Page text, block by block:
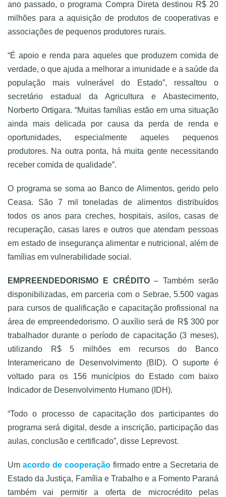
ano passado, o programa Compra Direta destinou R$ 20
milhões para a aquisição de produtos de cooperativas e
associações de pequenos produtores rurais.
“É apoio e renda para aqueles que produzem comida de
verdade, o que ajuda a melhorar a imunidade e a saúde da
população mais vulnerável do Estado”, ressaltou o
secretário estadual da Agricultura e Abastecimento,
Norberto Ortigara. “Muitas famílias estão em uma situação
ainda mais delicada por causa da perda de renda e
oportunidades, especialmente aqueles pequenos
produtores. Na outra ponta, há muita gente necessitando
receber comida de qualidade”.
O programa se soma ao Banco de Alimentos, gerido pelo
Ceasa. São 7 mil toneladas de alimentos distribuídos
todos os anos para creches, hospitais, asilos, casas de
recuperação, casas lares e outros que atendam pessoas
em estado de insegurança alimentar e nutricional, além de
famílias em vulnerabilidade social.
EMPREENDEDORISMO E CRÉDITO– Também serão
disponibilizadas, em parceria com o Sebrae, 5.500 vagas
para cursos de qualificação e capacitação profissional na
área de empreendedorismo. O auxílio será de R$ 300 por
trabalhador durante o período de capacitação (3 meses),
utilizando R$ 5 milhões em recursos do Banco
Interamericano de Desenvolvimento (BID). O suporte é
voltado para os 156 municípios do Estado com baixo
Indicador de Desenvolvimento Humano (IDH).
“Todo o processo de capacitação dos participantes do
programa será digital, desde a inscrição, participação das
aulas, conclusão e certificado”, disse Leprevost.
Um acordo de cooperação firmado entre a Secretaria de
Estado da Justiça, Família e Trabalho e a Fomento Paraná
também vai permitir a oferta de microcrédito pelas